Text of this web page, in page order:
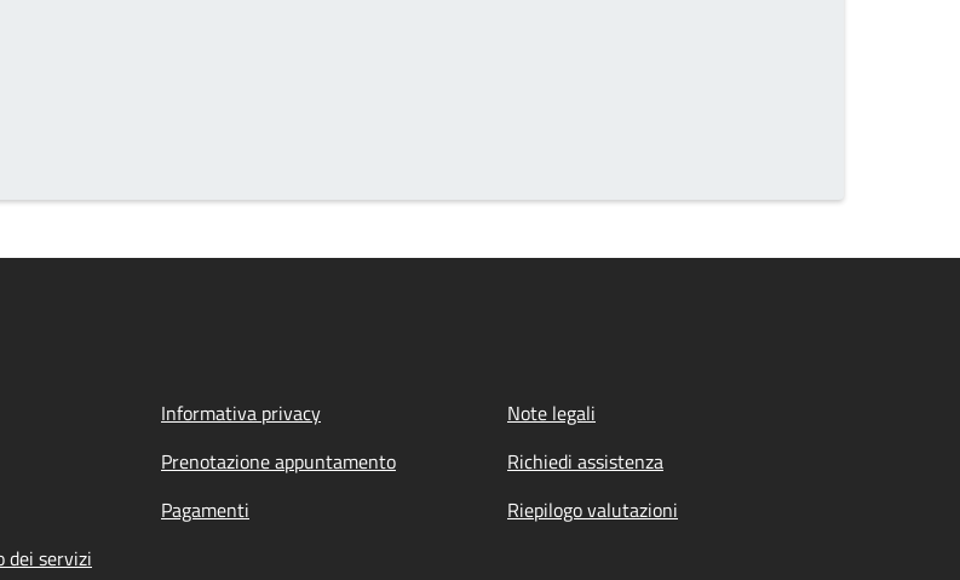
Informativa privacy
Note legali
Prenotazione appuntamento
Richiedi assistenza
Pagamenti
Riepilogo valutazioni
dei servizi